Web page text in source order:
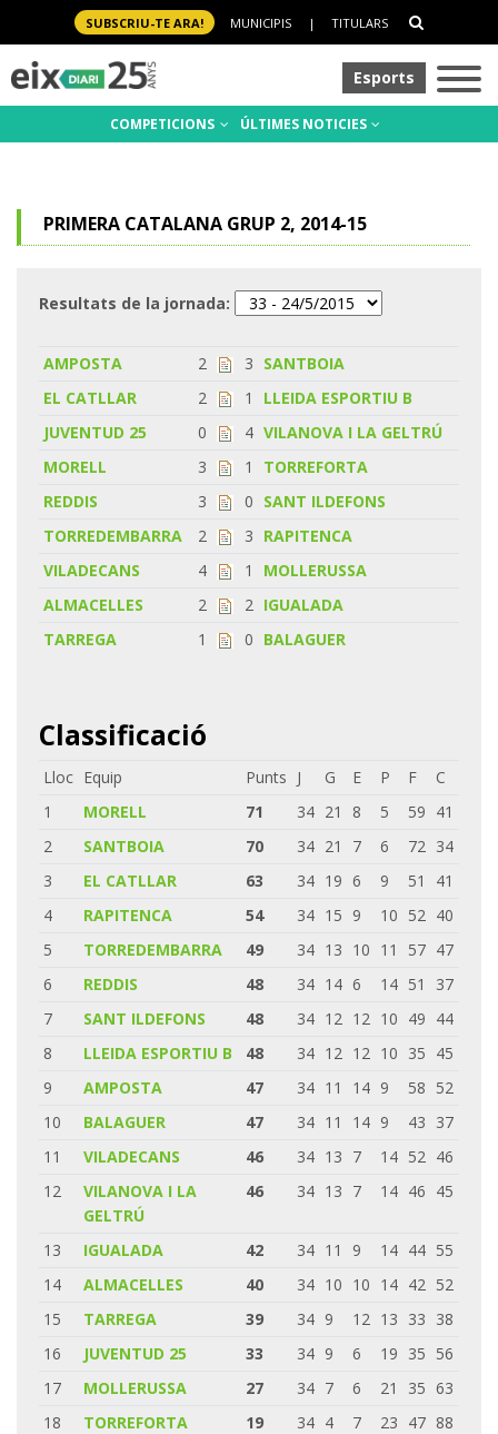
SUBSCRIU-TE ARA! MUNICIPIS | TITULARS
Esports
COMPETICIONS ÚLTIMES NOTICIES
PRIMERA CATALANA GRUP 2, 2014-15
Resultats de la jornada:
AMPOSTA 2 3 SANTBOIA
EL CATLLAR
2 1
LLEIDA ESPORTIU B
JUVENTUD 25
0 4 VILANOVA I LA GELTRÚ
MORELL
3 1
TORREFORTA
REDDIS
3 0 SANT ILDEFONS
TORREDEMBARRA
2 3 RAPITENCA
VILADECANS
4 1
MOLLERUSSA
ALMACELLES
2 2 IGUALADA
TARREGA
1 0 BALAGUER
Classificació
Lloc Equip Punts J G E P F
C
1
MORELL 71 34 21 8 5 59 41
2
SANTBOIA 70 34 21 7 6 72 34
3
EL CATLLAR 63 34 19 6 9 51
41
4
RAPITENCA 54 34 15 9 10 52 40
5
TORREDEMBARRA 49 34 13 10 11 57 47
6
REDDIS 48 34 14 6 14 51
37
7
SANT ILDEFONS 48 34 12 12 10 49 44
8
LLEIDA ESPORTIU B 48 34 12 12 10 35 45
9
AMPOSTA 47 34 11 14 9 58 52
10
BALAGUER 47 34 11 14 9 43 37
11
VILADECANS 46 34 13 7 14 52 46
12
VILANOVA I LA
GELTRÚ
46 34 13 7 14 46 45
13 IGUALADA 42 34 11 9 14 44 55
14
ALMACELLES 40 34 10 10 14 42 52
15
TARREGA 39 34 9 12 13 33 38
16
JUVENTUD 25 33 34 9 6 19 35 56
17
MOLLERUSSA 27 34 7 6 21 35 63
18
TORREFORTA 19 34 4 7 23 47 88